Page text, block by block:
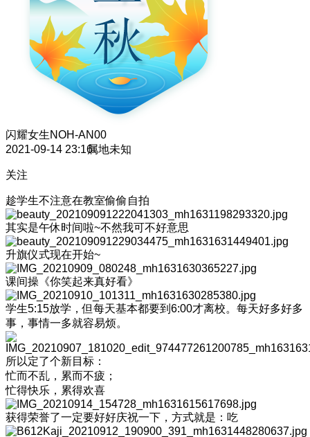
闪耀女生NOH-AN00
2021-09-14 23:16属地未知
关注
趁学生不注意在教室偷偷自拍
其实是午休时间啦~不然我可不好意思
升旗仪式现在开始~
课间操《你笑起来真好看》
学生5:15放学，但每天基本都要到6:00才离校。每天好多好多
事，事情一多就容易烦。
所以定了个新目标：︎︎
忙而不乱，累而不疲；
忙得快乐，累得欢喜
获得荣誉了一定要好好庆祝一下，方式就是：吃